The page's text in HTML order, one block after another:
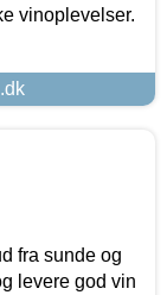
vinoplevelser.
fra sunde og
levere god vin